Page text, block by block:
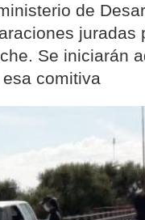
de
juradas
Se iniciarán
comitiva